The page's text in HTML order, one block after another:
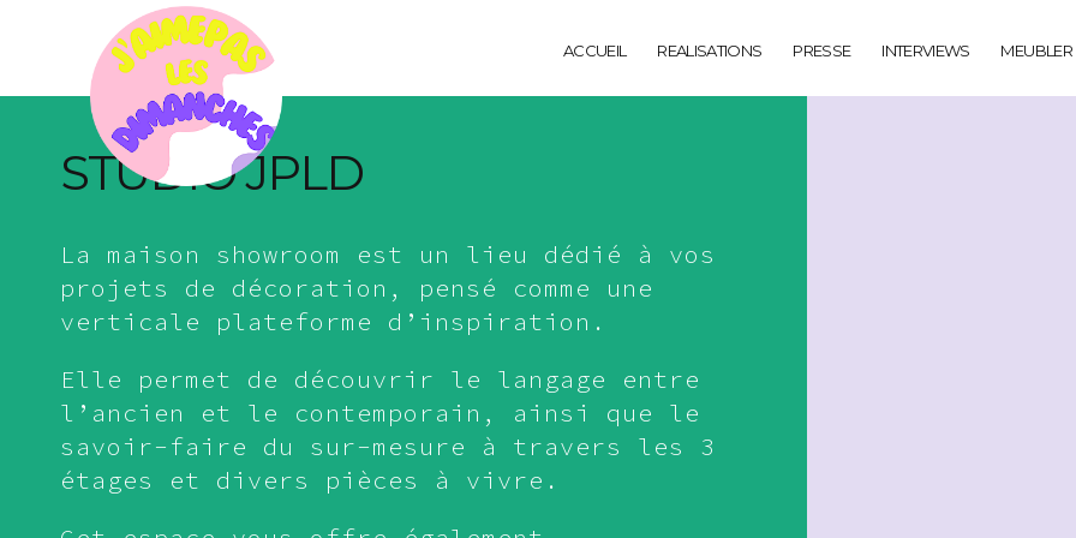
ACCUEIL REALISATIONS PRESSE INTERVIEWS MEUBLER
STUDIO JPLD
La maison showroom est un lieu dédié à vos
projets de décoration, pensé comme une
verticale plateforme d’inspiration.
Elle permet de découvrir le langage entre
l’ancien et le contemporain, ainsi que le
savoir-faire du sur-mesure à travers les 3
étages et divers pièces à vivre.